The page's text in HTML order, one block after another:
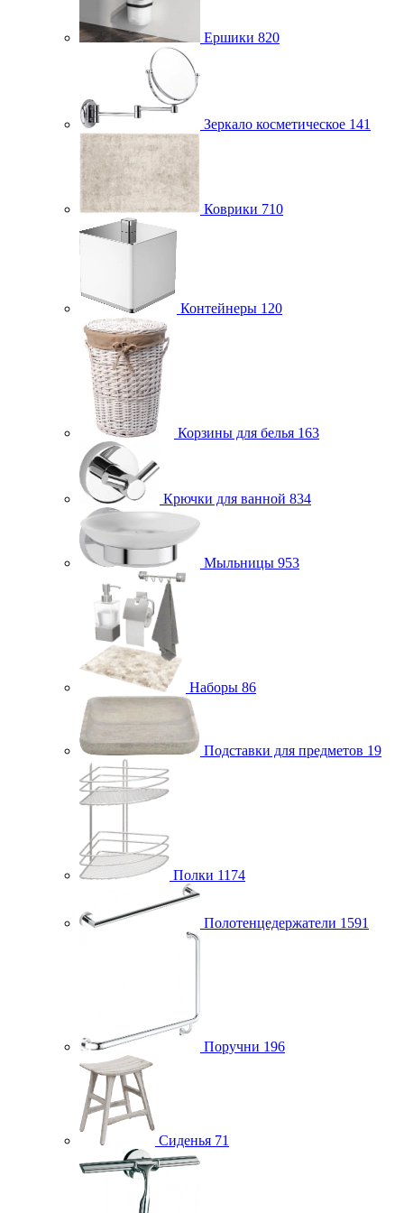
Ершики 820
Зеркало косметическое 141
Коврики 710
Контейнеры 120
Корзины для белья 163
Крючки для ванной 834
Мыльницы 953
Наборы 86
Подставки для предметов 19
Полки 1174
Полотенцедержатели 1591
Поручни 196
Сиденья 71